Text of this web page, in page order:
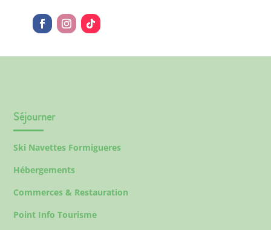
Séjourner
Ski Navettes Formigueres
Hébergements
Commerces & Restauration
Point Info Tourisme